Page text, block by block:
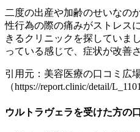
二度の出産や加齢のせいなの
性行為の際の痛みがストレス
きるクリニックを探していま
っている感じで、症状が改善
引用元：美容医療の口コミ広
（https://report.clinic/detail/
ウルトラヴェラを受けた方の